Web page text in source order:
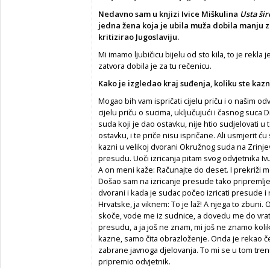
Nedavno sam u knjizi Ivice Miškulina Usta
jedna žena koja je ubila muža dobila manju
kritizirao Jugoslaviju.
Mi imamo ljubičicu bijelu od sto kila, to je rekla
zatvora dobila je za tu rečenicu.
Kako je izgledao kraj suđenja, koliku ste
Mogao bih vam ispričati cijelu priču i o našim
cijelu priču o sucima, uključujući i časnog suca
suda koji je dao ostavku, nije htio sudjelovati u
ostavku, i te priče nisu ispričane. Ali usmjerit
kazni u velikoj dvorani Okružnog suda na
presudu. Uoči izricanja pitam svog odvjetnika
A on meni kaže: Računajte do deset. I prekriži
Došao sam na izricanje presude tako
dvorani i kada je sudac počeo izricati presude
Hrvatske, ja viknem: To je laž! A njega to zbuni.
skoče, vode me iz sudnice, a dovedu me do
presudu, a ja još ne znam, mi još ne znamo
kazne, samo čita obrazloženje. Onda je rekao
zabrane javnoga djelovanja. To mi se u tom
pripremio odvjetnik.